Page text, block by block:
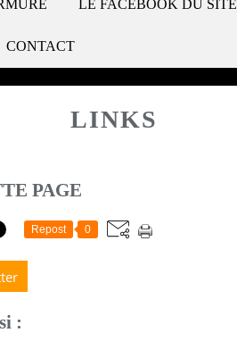
LE FACEBOOK DU SITE
CONTACT
LINKS
PAGE
Repost 0
: